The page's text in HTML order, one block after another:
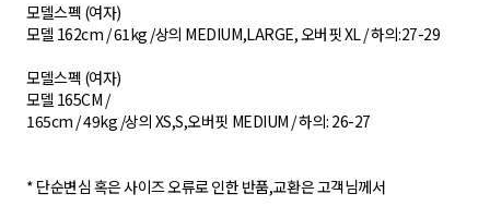
모델스펙 (여자)
모델 162cm / 61kg /상의 MEDIUM,LARGE, 오버핏 XL / 하의:27-29
모델스펙 (여자)
모델 165CM /
165cm / 49kg /상의 XS,S,오버핏 MEDIUM / 하의: 26-27
* 단순변심 혹은 사이즈 오류로 인한 반품,교환은 고객님께서